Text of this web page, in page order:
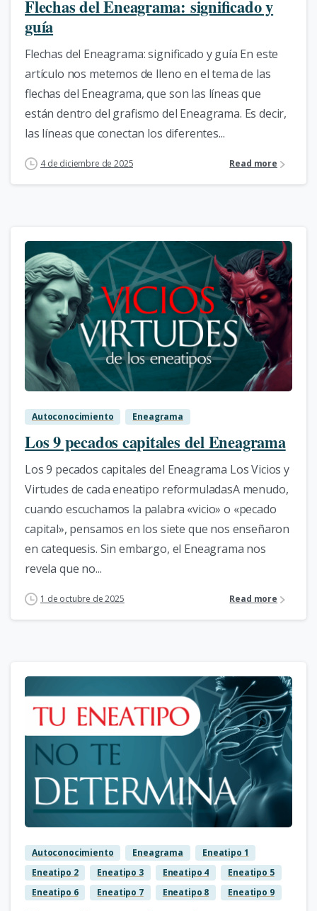
Flechas del Eneagrama: significado y
guía
Flechas del Eneagrama: significado y guía En este
artículo nos metemos de lleno en el tema de las
flechas del Eneagrama, que son las líneas que
están dentro del grafismo del Eneagrama. Es decir,
las líneas que conectan los diferentes...
4 de diciembre de 2025 Read more
3
Autoconocimiento Eneagrama
Los 9 pecados capitales del Eneagrama
Los 9 pecados capitales del Eneagrama Los Vicios y
Virtudes de cada eneatipo reformuladasA menudo,
cuando escuchamos la palabra «vicio» o «pecado
capital», pensamos en los siete que nos enseñaron
en catequesis. Sin embargo, el Eneagrama nos
revela que no...
1 de octubre de 2025 Read more
3
Autoconocimiento Eneagrama
Eneatipo 1
Eneatipo 2
Eneatipo 3 Eneatipo 4
Eneatipo 5
Eneatipo 6
Eneatipo 7 Eneatipo 8 Eneatipo 9